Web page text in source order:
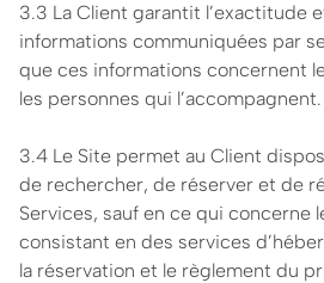
3.3 La Client garantit l’exactitude
informations communiquées par
que ces informations concernent
les personnes qui l’accompagnent.
3.4 Le Site permet au Client
de rechercher, de réserver et de
Services, sauf en ce qui concerne
consistant en des services
la réservation et le règlement du